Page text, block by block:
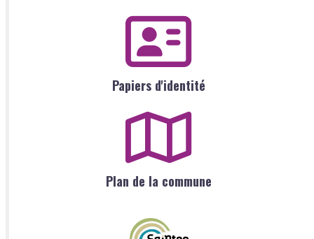
Papiers d'identité
Plan de la commune